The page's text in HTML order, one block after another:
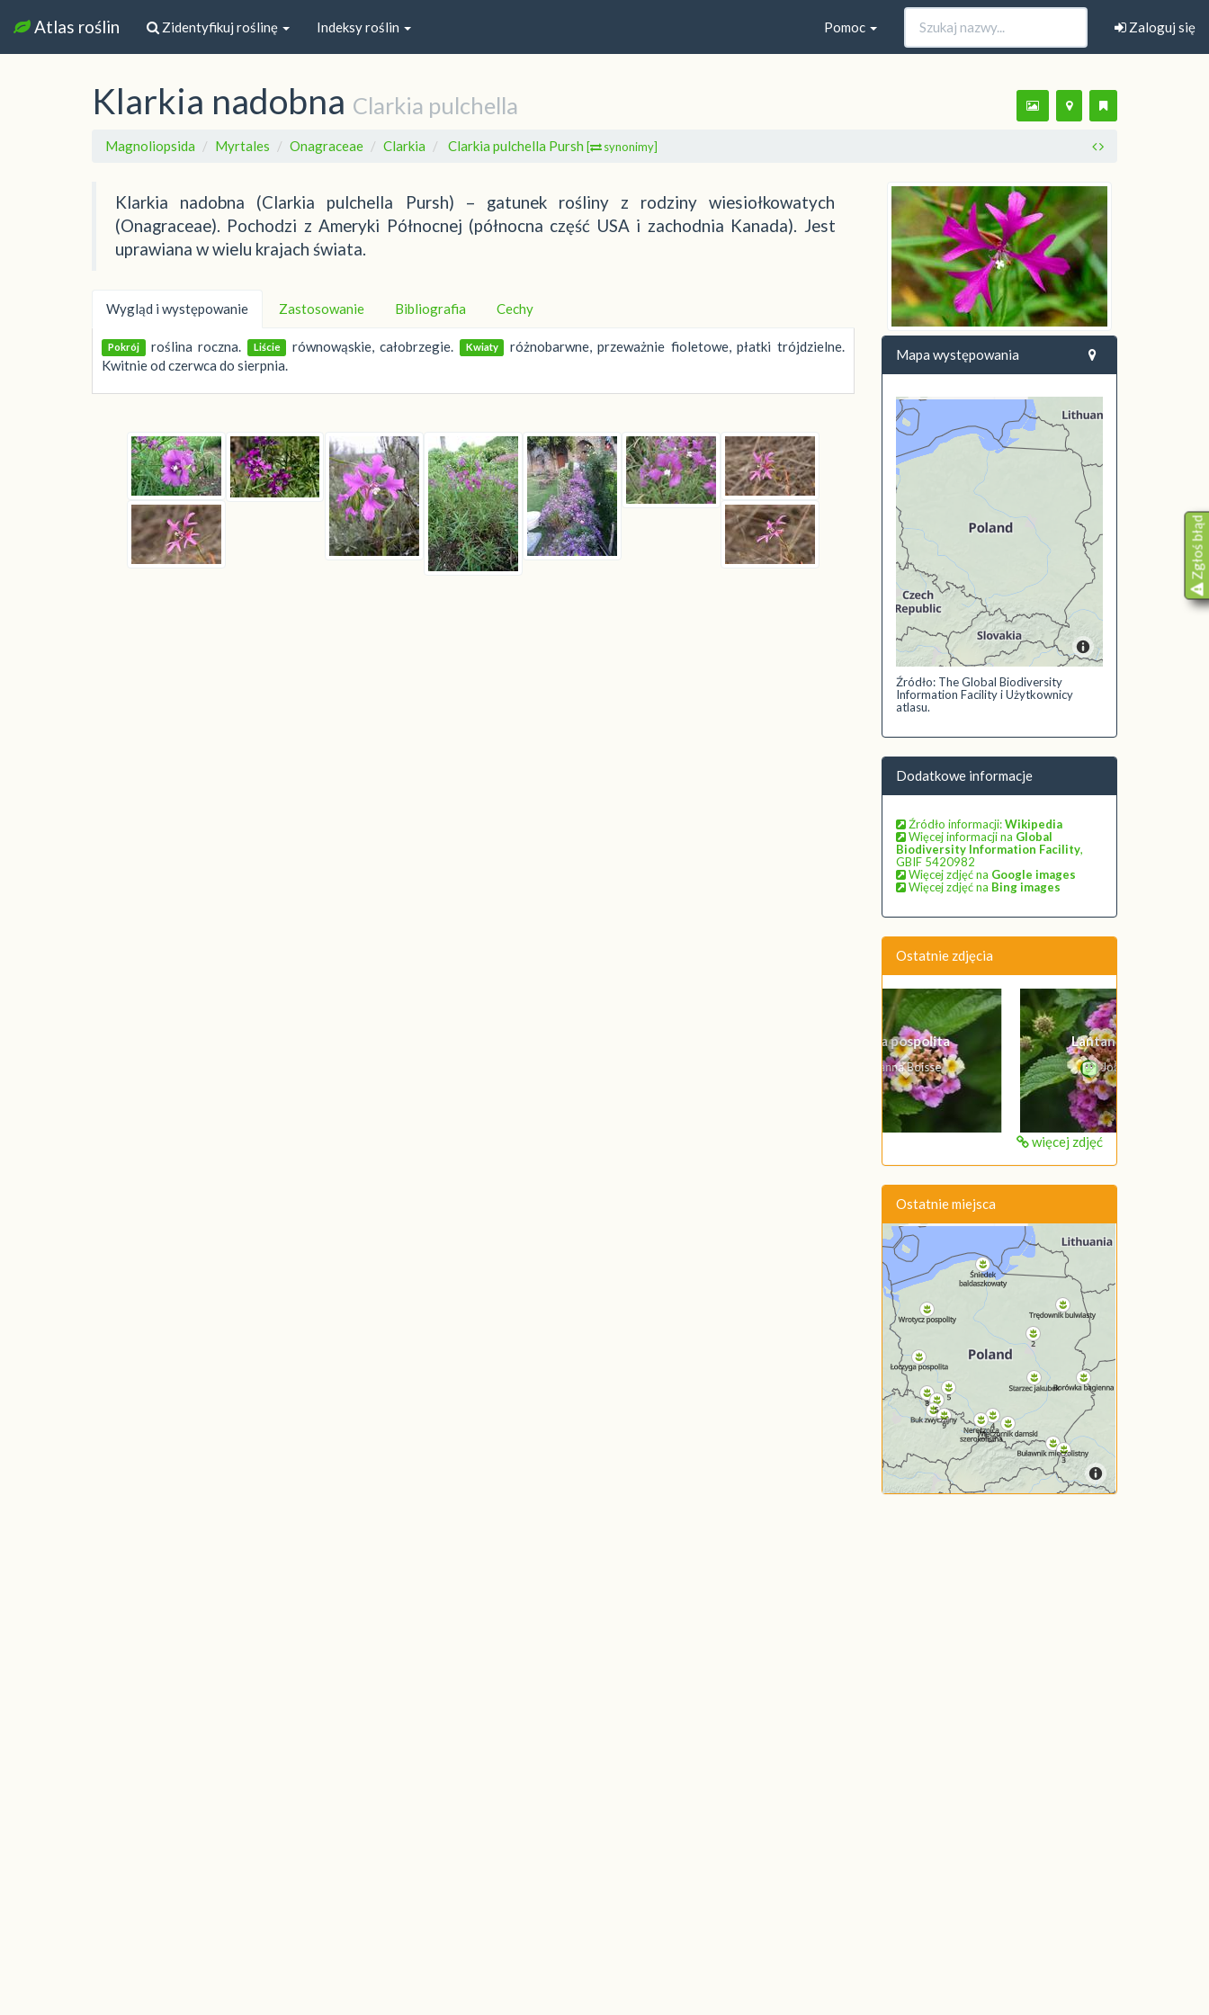
Atlas roślin Zidentyfikuj roślinę Indeksy roślin Zaloguj się
Pomoc
Klarkia nadobna Clarkia pulchella
Magnoliopsida Myrtales Onagraceae Clarkia Clarkia pulchella Pursh [ synonimy]
Klarkia nadobna (Clarkia pulchella Pursh) – gatunek rośliny z rodziny wiesiołkowatych
(Onagraceae). Pochodzi z Ameryki Północnej (północna część USA i zachodnia Kanada). Jest
uprawiana w wielu krajach świata.
Wygląd i występowanie Zastosowanie Bibliografia Cechy
Pokrój roślina roczna. Liście równowąskie, całobrzegie. Kwiaty
różnobarwne, przeważnie fioletowe, płatki trójdzielne.
Kwitnie od czerwca do sierpnia.
Mapa występowania
Źródło: The Global Biodiversity
Information Facility i Użytkownicy
atlasu.
Dodatkowe informacje
Źródło informacji:Wikipedia
Więcej informacji na Global
Biodiversity Information Facility,
GBIF 5420982
Więcej zdjęć na Google images
Więcej zdjęć na Bing images
Ostatnie zdjęcia
Lantana pospolita
Joanna Boisse
Poprzednie Następne
więcej zdjęć
Ostatnie miejsca
Zgłoś błąd